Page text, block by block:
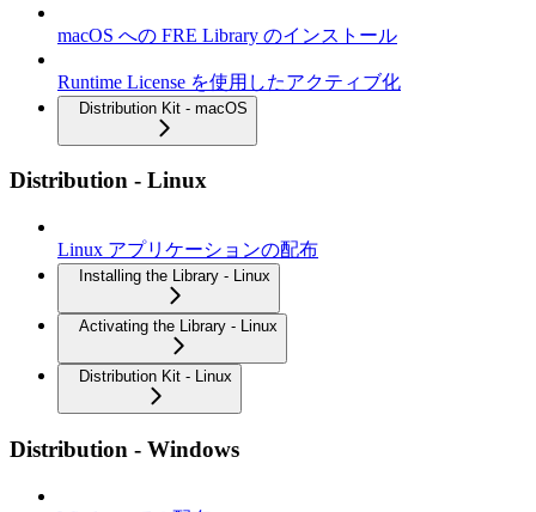
macOS への FRE Library のインストール
Runtime License を使用したアクティブ化
Distribution Kit - macOS
Distribution - Linux
Linux アプリケーションの配布
Installing the Library - Linux
Activating the Library - Linux
Distribution Kit - Linux
Distribution - Windows